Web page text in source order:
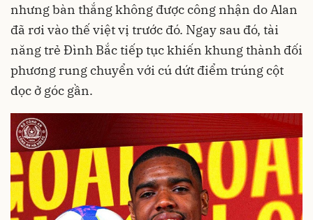
nhưng bàn thắng không được công nhận do Alan
đã rơi vào thế việt vị trước đó. Ngay sau đó, tài
năng trẻ Đình Bắc tiếp tục khiến khung thành đối
phương rung chuyển với cú dứt điểm trúng cột
dọc ở góc gần.